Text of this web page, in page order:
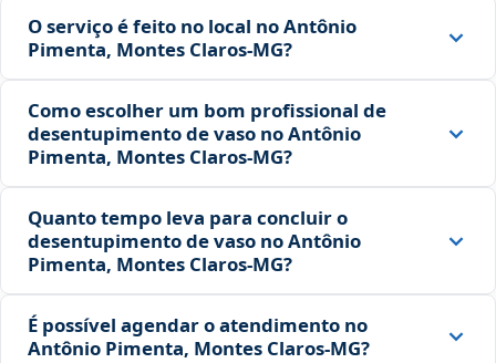
O serviço é feito no local no Antônio
Pimenta, Montes Claros‑MG?
Como escolher um bom profissional de
desentupimento de vaso no Antônio
Pimenta, Montes Claros‑MG?
Quanto tempo leva para concluir o
desentupimento de vaso no Antônio
Pimenta, Montes Claros‑MG?
É possível agendar o atendimento no
Antônio Pimenta, Montes Claros‑MG?